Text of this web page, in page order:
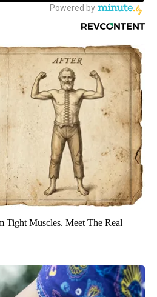
Tight Muscles. Meet The Real